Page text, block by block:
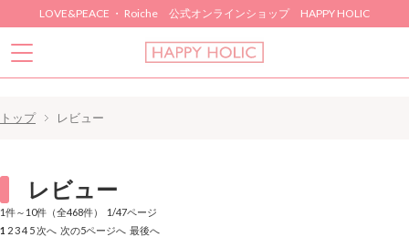
LOVE&PEACE ・ Roiche 公式オンラインショップ HAPPY HOLIC
トップ レビュー
レビュー
1件～10件（全468件） 1/47ページ
1 234 5次へ 次の5ページへ 最後へ